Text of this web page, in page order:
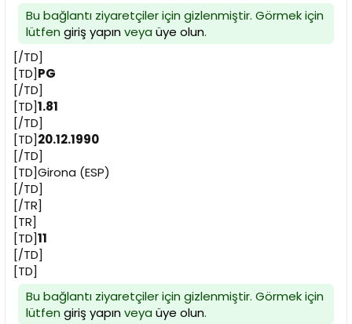
Bu bağlantı ziyaretçiler için gizlenmiştir. Görmek için
lütfen giriş yapınveya üye olun.
[/TD]
[TD]PG
[/TD]
[TD]1.81
[/TD]
[TD]20.12.1990
[/TD]
[TD]Girona (ESP)
[/TD]
[/TR]
[TR]
[TD]11
[/TD]
[TD]
Bu bağlantı ziyaretçiler için gizlenmiştir. Görmek için
lütfen giriş yapınveya üye olun.